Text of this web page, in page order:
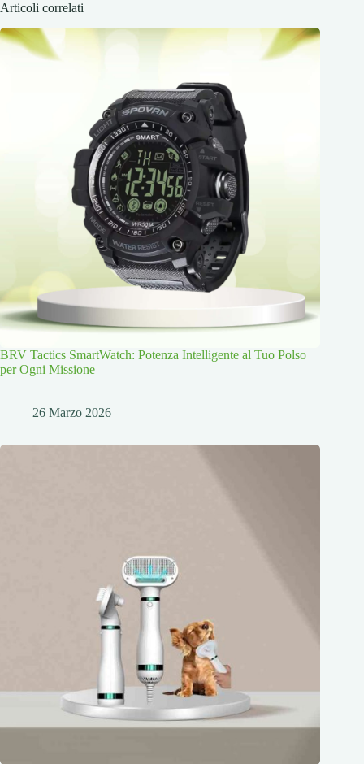
Articoli correlati
BRV Tactics SmartWatch: Potenza Intelligente al Tuo Polso
per Ogni Missione
26 Marzo 2026